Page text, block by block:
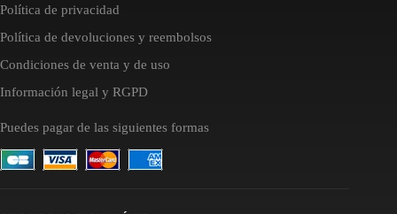
Política de privacidad
Política de devoluciones y reembolsos
Condiciones de venta y de uso
Información legal y RGPD
Puedes pagar de las siguientes formas